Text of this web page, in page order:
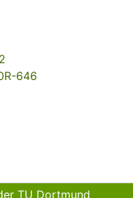
646
TU Dortmund